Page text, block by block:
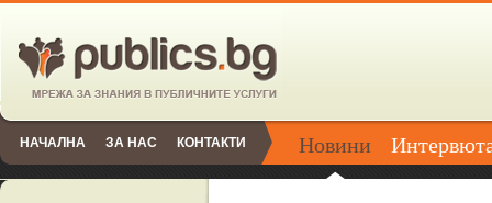
НАЧАЛНА ЗА НАС КОНТАКТИ Новини